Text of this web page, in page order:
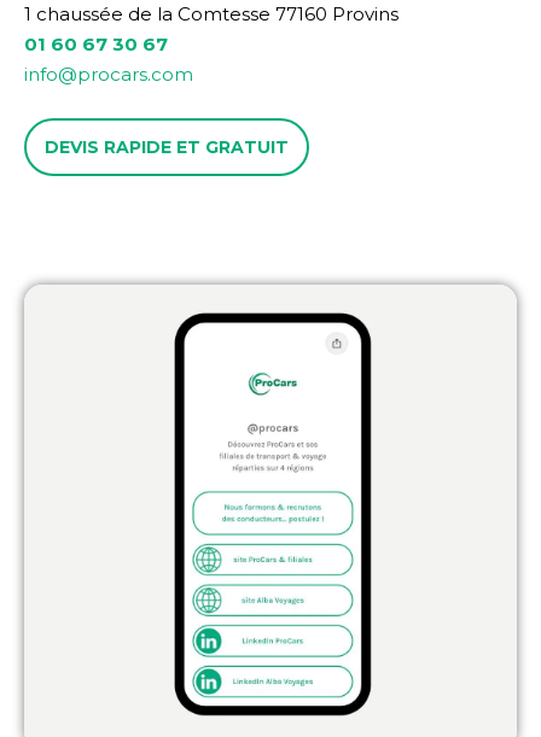
1 chaussée de la Comtesse 77160 Provins
01 60 67 30 67
info@procars.com
DEVIS RAPIDE ET GRATUIT